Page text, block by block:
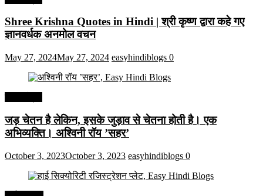
Shree Krishna Quotes in Hindi | श्री कृष्ण द्वारा कहे गए
ज्ञानवर्धक अनमोल वचन
May 27, 2024May 27, 2024 easyhindiblogs 0
जड़ चेतन है लेकिन, इसके जुड़ाव से चेतना होती है। एक
अभिव्यक्ति। अश्विनी रॉय ’सहर’
October 3, 2023October 3, 2023 easyhindiblogs 0